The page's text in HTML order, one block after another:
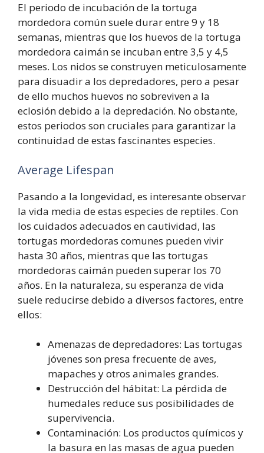
El periodo de incubación de la tortuga
mordedora común suele durar entre 9 y 18
semanas, mientras que los huevos de la tortuga
mordedora caimán se incuban entre 3,5 y 4,5
meses. Los nidos se construyen meticulosamente
para disuadir a los depredadores, pero a pesar
de ello muchos huevos no sobreviven a la
eclosión debido a la depredación. No obstante,
estos periodos son cruciales para garantizar la
continuidad de estas fascinantes especies.
Average Lifespan
Pasando a la longevidad, es interesante observar
la vida media de estas especies de reptiles. Con
los cuidados adecuados en cautividad, las
tortugas mordedoras comunes pueden vivir
hasta 30 años, mientras que las tortugas
mordedoras caimán pueden superar los 70
años. En la naturaleza, su esperanza de vida
suele reducirse debido a diversos factores, entre
ellos:
Amenazas de depredadores: Las tortugas
jóvenes son presa frecuente de aves,
mapaches y otros animales grandes.
Destrucción del hábitat: La pérdida de
humedales reduce sus posibilidades de
supervivencia.
Contaminación: Los productos químicos y
la basura en las masas de agua pueden